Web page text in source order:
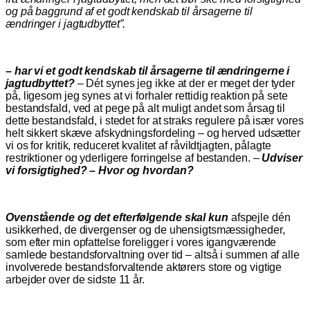
og på baggrund af et godt kendskab til årsagerne til
ændringer i jagtudbyttet”.
– har vi et godt kendskab til årsagerne til ændringerne i
jagtudbyttet? – Dét synes jeg ikke at der er meget der tyder
på, ligesom jeg synes at vi forhaler rettidig reaktion på sete
bestandsfald, ved at pege på alt muligt andet som årsag til
dette bestandsfald, i stedet for at straks regulere på især vores
helt sikkert skæve afskydningsfordeling – og herved udsætter
vi os for kritik, reduceret kvalitet af råvildtjagten, pålagte
restriktioner og yderligere forringelse af bestanden. – Udviser
vi forsigtighed? – Hvor og hvordan?
Ovenstående og det efterfølgende skal kun afspejle dén
usikkerhed, de divergenser og de uhensigtsmæssigheder,
som efter min opfattelse foreligger i vores igangværende
samlede bestandsforvaltning over tid – altså i summen af alle
involverede bestandsforvaltende aktørers store og vigtige
arbejder over de sidste 11 år.